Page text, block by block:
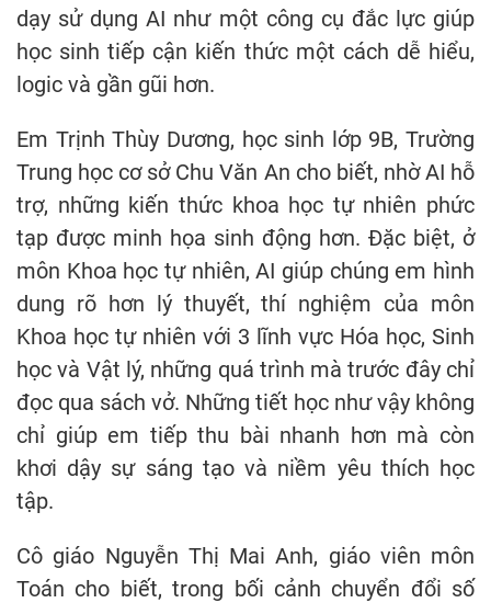
dạy sử dụng AI như một công cụ đắc lực giúp
học sinh tiếp cận kiến thức một cách dễ hiểu,
logic và gần gũi hơn.
Em Trịnh Thùy Dương, học sinh lớp 9B, Trường
Trung học cơ sở Chu Văn An cho biết, nhờ AI hỗ
trợ, những kiến thức khoa học tự nhiên phức
tạp được minh họa sinh động hơn. Đặc biệt, ở
môn Khoa học tự nhiên, AI giúp chúng em hình
dung rõ hơn lý thuyết, thí nghiệm của môn
Khoa học tự nhiên với 3 lĩnh vực Hóa học, Sinh
học và Vật lý, những quá trình mà trước đây chỉ
đọc qua sách vở. Những tiết học như vậy không
chỉ giúp em tiếp thu bài nhanh hơn mà còn
khơi dậy sự sáng tạo và niềm yêu thích học
tập.
Cô giáo Nguyễn Thị Mai Anh, giáo viên môn
Toán cho biết, trong bối cảnh chuyển đổi số